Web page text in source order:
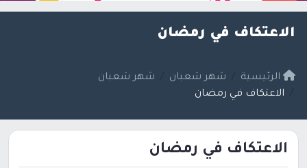
الاعتكاف في رمضان
الرئيسية شهر شعبان
شهر شعبان
الاعتكاف في رمضان
الاعتكاف في رمضان